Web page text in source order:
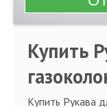
Купить
Купить Рукава